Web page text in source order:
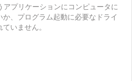
アプリケーションにコンピュータに
、プログラム起動に必要なドライ
いません。